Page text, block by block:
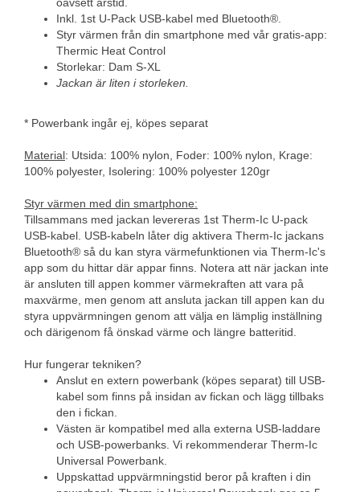
Inkl. 1st U-Pack USB-kabel med Bluetooth®.
Styr värmen från din smartphone med vår gratis-app:
Thermic Heat Control
Storlekar: Dam S-XL
Jackan är liten i storleken.
* Powerbank ingår ej, köpes separat
Material: Utsida: 100% nylon, Foder: 100% nylon, Krage:
100% polyester, Isolering: 100% polyester 120gr
Styr värmen med din smartphone:
Tillsammans med jackan levereras 1st Therm-Ic U-pack
USB-kabel. USB-kabeln låter dig aktivera Therm-Ic jackans
Bluetooth® så du kan styra värmefunktionen via Therm-Ic's
app som du hittar där appar finns. Notera att när jackan inte
är ansluten till appen kommer värmekraften att vara på
maxvärme, men genom att ansluta jackan till appen kan du
styra uppvärmningen genom att välja en lämplig inställning
och därigenom få önskad värme och längre batteritid.
Hur fungerar tekniken?
Anslut en extern powerbank (köpes separat) till USB-
kabel som finns på insidan av fickan och lägg tillbaks
den i fickan.
Västen är kompatibel med alla externa USB-laddare
och USB-powerbanks. Vi rekommenderar Therm-Ic
Universal Powerbank.
Uppskattad uppvärmningstid beror på kraften i din